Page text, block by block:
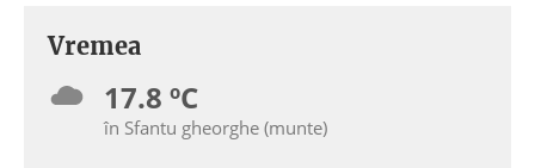
Vremea
17.8 ºC
în Sfantu gheorghe (munte)